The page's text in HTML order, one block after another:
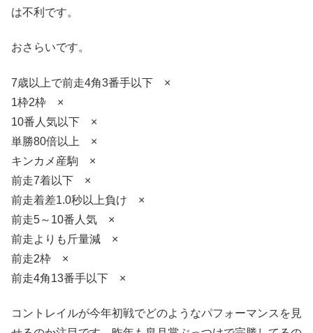
は不利です。
おさらいです。
7歳以上で前走4角3番手以下 ×
1枠2枠 ×
10番人気以下 ×
単勝80倍以上 ×
キンカメ産駒 ×
前走7着以下 ×
前走着差1.0秒以上負け ×
前走5～10番人気 ×
前走よりも斤量減 ×
前走2枠 ×
前走4角13番手以下 ×
コントレイルが今年初戦でどのようなパフォーマンスを見